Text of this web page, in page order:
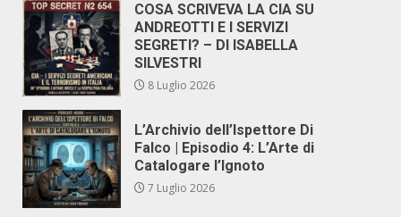
COSA SCRIVEVA LA CIA SU
ANDREOTTI E I SERVIZI
SEGRETI? – DI ISABELLA
SILVESTRI
8 Luglio 2026
L’Archivio dell’Ispettore Di
Falco | Episodio 4: L’Arte di
Catalogare l’Ignoto
7 Luglio 2026